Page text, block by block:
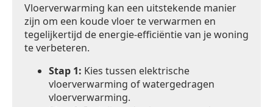
Vloerverwarming kan een uitstekende manier
zijn om een koude vloer te verwarmen en
tegelijkertijd de energie-efficiëntie van je woning
te verbeteren.
Stap 1: Kies tussen elektrische
vloerverwarming of watergedragen
vloerverwarming.